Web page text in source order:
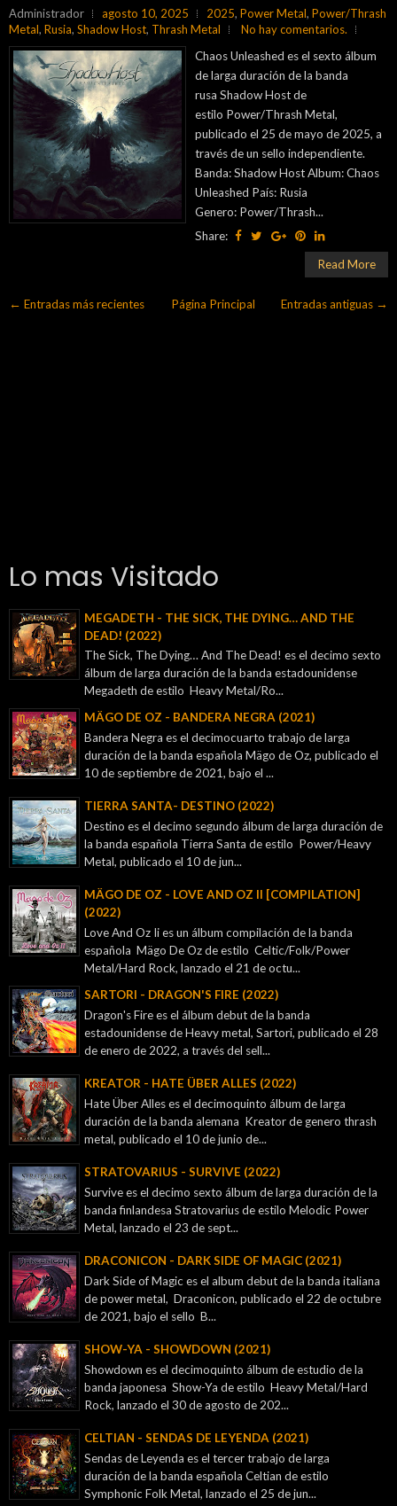
Administrador agosto 10, 2025 2025, Power Metal, Power/Thrash
Metal, Rusia, Shadow Host, Thrash Metal
No hay comentarios.
Chaos Unleashed es el sexto álbum
de larga duración de la banda
rusa Shadow Host de
estilo Power/Thrash Metal,
publicado el 25 de mayo de 2025, a
través de un sello independiente.
Banda: Shadow Host Album: Chaos
Unleashed País: Rusia
Genero: Power/Thrash...
Share:
Read More
← Entradas más recientes Entradas antiguas →
Página Principal
Lo mas Visitado
MEGADETH - THE SICK, THE DYING… AND THE
DEAD! (2022)
The Sick, The Dying… And The Dead! es el decimo sexto
álbum de larga duración de la banda estadounidense
Megadeth de estilo Heavy Metal/Ro...
MÄGO DE OZ - BANDERA NEGRA (2021)
Bandera Negra es el decimocuarto trabajo de larga
duración de la banda española Mägo de Oz, publicado el
10 de septiembre de 2021, bajo el ...
TIERRA SANTA- DESTINO (2022)
Destino es el decimo segundo álbum de larga duración de
la banda española Tierra Santa de estilo Power/Heavy
Metal, publicado el 10 de jun...
MÄGO DE OZ - LOVE AND OZ II [COMPILATION]
(2022)
Love And Oz Ii es un álbum compilación de la banda
española Mägo De Oz de estilo Celtic/Folk/Power
Metal/Hard Rock, lanzado el 21 de octu...
SARTORI - DRAGON'S FIRE (2022)
Dragon's Fire es el álbum debut de la banda
estadounidense de Heavy metal, Sartori, publicado el 28
de enero de 2022, a través del sell...
KREATOR - ‎HATE ÜBER ALLES (2022)
Hate Über Alles es el decimoquinto álbum de larga
duración de la banda alemana Kreator de genero thrash
metal, publicado el 10 de junio de...
STRATOVARIUS - SURVIVE (2022)
Survive es el decimo sexto álbum de larga duración de la
banda finlandesa Stratovarius de estilo Melodic Power
Metal, lanzado el 23 de sept...
DRACONICON - DARK SIDE OF MAGIC (2021)
Dark Side of Magic es el album debut de la banda italiana
de power metal, Draconicon, publicado el 22 de octubre
de 2021, bajo el sello B...
SHOW-YA - SHOWDOWN (2021)
Showdown es el decimoquinto álbum de estudio de la
banda japonesa Show-Ya de estilo Heavy Metal/Hard
Rock, lanzado el 30 de agosto de 202...
CELTIAN - SENDAS DE LEYENDA (2021)
Sendas de Leyenda es el tercer trabajo de larga
duración de la banda española Celtian de estilo
Symphonic Folk Metal, lanzado el 25 de jun...